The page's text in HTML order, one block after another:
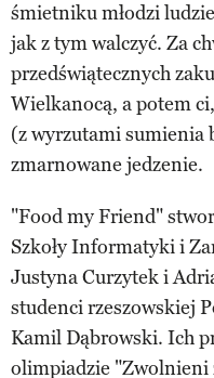
śmietniku młodzi
jak z tym walczyć. Za
przedświątecznych
Wielkanocą, a potem
(z wyrzutami sumienia
zmarnowane jedzenie.
"Food my Friend"
Szkoły Informatyki i
Justyna Curzytek i
studenci rzeszowskiej
Kamil Dąbrowski. Ich
olimpiadzie "Zwolnieni